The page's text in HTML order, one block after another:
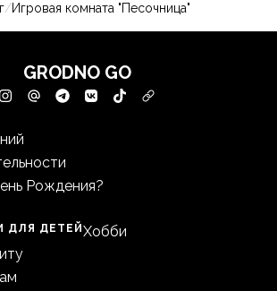
/ Игровая комната "Песочница"
GRODNO GO
Рождения?
ДЛЯ ДЕТЕЙ Хобби